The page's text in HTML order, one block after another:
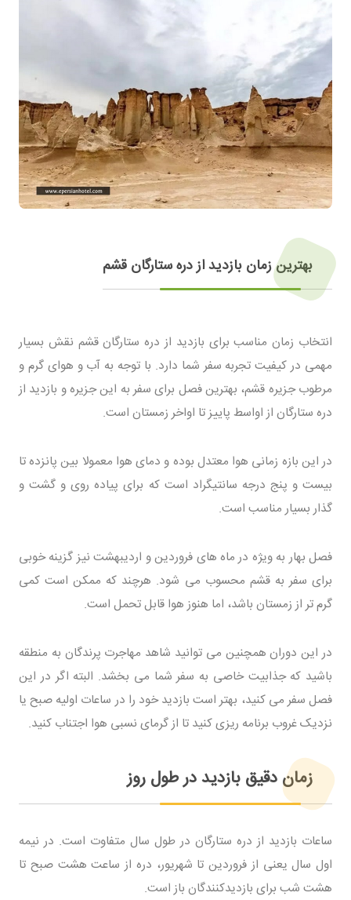
بهترین زمان بازدید از دره ستارگان قشم
انتخاب زمان مناسب برای بازدید از دره ستارگان قشم نقش بسیار
مهمی در کیفیت تجربه سفر شما دارد. با توجه به آب و هوای گرم و
مرطوب جزیره قشم، بهترین فصل برای سفر به این جزیره و بازدید از
دره ستارگان از اواسط پاییز تا اواخر زمستان است.
در این بازه زمانی هوا معتدل بوده و دمای هوا معمولا بین پانزده تا
بیست و پنج درجه سانتیگراد است که برای پیاده روی و گشت و
گذار بسیار مناسب است.
فصل بهار به ویژه در ماه های فروردین و اردیبهشت نیز گزینه خوبی
برای سفر به قشم محسوب می شود. هرچند که ممکن است کمی
گرم تر از زمستان باشد، اما هنوز هوا قابل تحمل است.
در این دوران همچنین می توانید شاهد مهاجرت پرندگان به منطقه
باشید که جذابیت خاصی به سفر شما می بخشد. البته اگر در این
فصل سفر می کنید، بهتر است بازدید خود را در ساعات اولیه صبح یا
نزدیک غروب برنامه ریزی کنید تا از گرمای نسبی هوا اجتناب کنید.
زمان دقیق بازدید در طول روز
ساعات بازدید از دره ستارگان در طول سال متفاوت است. در نیمه
اول سال یعنی از فروردین تا شهریور، دره از ساعت هشت صبح تا
هشت شب برای بازدیدکنندگان باز است.